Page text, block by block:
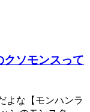
クソモンスって
よな【モンハンラ